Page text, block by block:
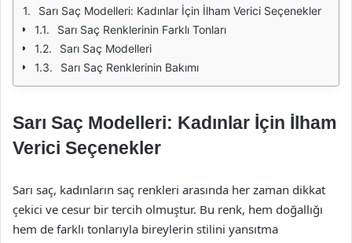
Sarı Saç Modelleri: Kadınlar İçin İlham Verici Seçenekler
Sarı Saç Renklerinin Farklı Tonları
Sarı Saç Modelleri
Sarı Saç Renklerinin Bakımı
Sarı Saç Modelleri: Kadınlar İçin İlham
Verici Seçenekler
Sarı saç, kadınların saç renkleri arasında her zaman dikkat
çekici ve cesur bir tercih olmuştur. Bu renk, hem doğallığı
hem de farklı tonlarıyla bireylerin stilini yansıtma